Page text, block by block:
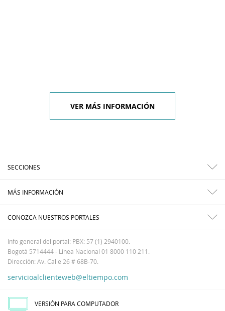
VER MÁS INFORMACIÓN
SECCIONES
MÁS INFORMACIÓN
CONOZCA NUESTROS PORTALES
Info general del portal: PBX: 57 (1) 2940100.
Bogotá 5714444 - Línea Nacional 01 8000 110 211.
Dirección: Av. Calle 26 # 68B-70.
servicioalclienteweb@eltiempo.com
VERSIÓN PARA COMPUTADOR